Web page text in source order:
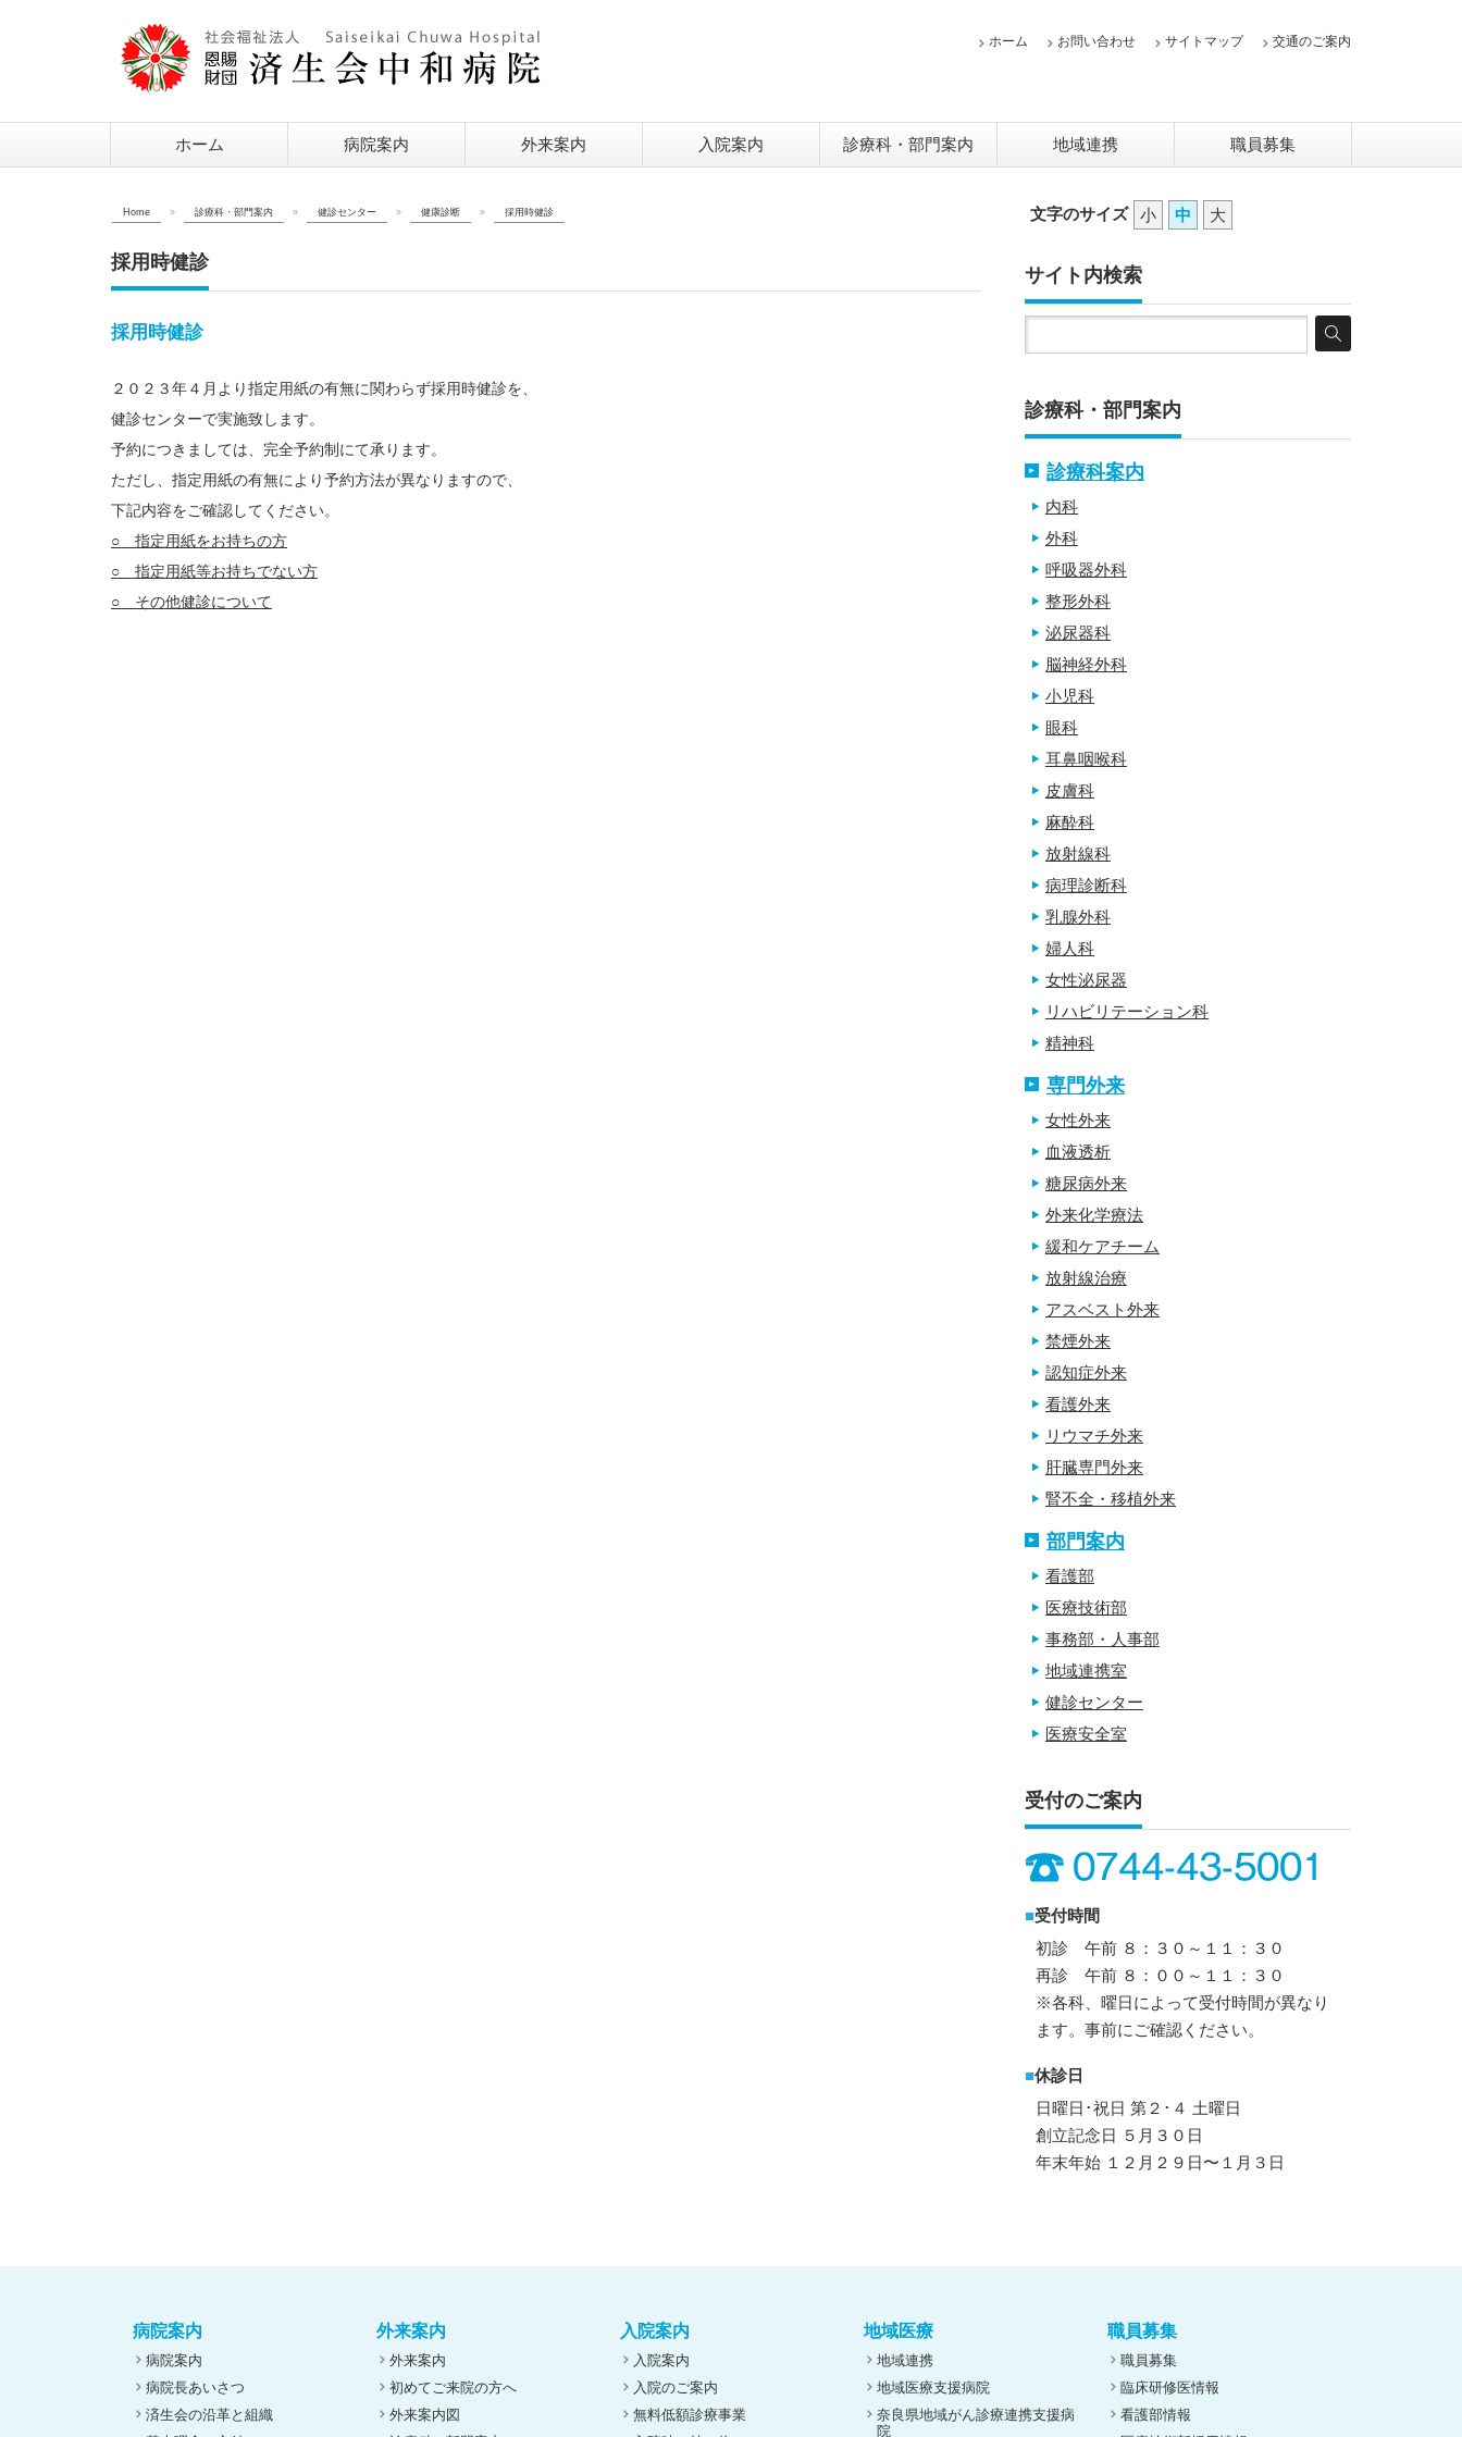
ホーム お問い合わせ サイトマップ 交通のご案内
ホーム 病院案内 外来案内 入院案内 診療科・部門案内 地域連携 職員募集
Home » 診療科・部門案内 » 健診センター » 健康診断 » 採用時健診
採用時健診
採用時健診
２０２３年４月より指定用紙の有無に関わらず採用時健診を、
健診センターで実施致します。
予約につきましては、完全予約制にて承ります。
ただし、指定用紙の有無により予約方法が異なりますので、
下記内容をご確認してください。
○ 指定用紙をお持ちの方
○ 指定用紙等お持ちでない方
○ その他健診について
文字のサイズ 小 中 大
サイト内検索
診療科・部門案内
診療科案内
内科
外科
呼吸器外科
整形外科
泌尿器科
脳神経外科
小児科
眼科
耳鼻咽喉科
皮膚科
麻酔科
放射線科
病理診断科
乳腺外科
婦人科
女性泌尿器
リハビリテーション科
精神科
専門外来
女性外来
血液透析
糖尿病外来
外来化学療法
緩和ケアチーム
放射線治療
アスベスト外来
禁煙外来
認知症外来
看護外来
リウマチ外来
肝臓専門外来
腎不全・移植外来
部門案内
看護部
医療技術部
事務部・人事部
地域連携室
健診センター
医療安全室
受付のご案内
■受付時間
初診 午前 ８：３０～１１：３０
再診 午前 ８：００～１１：３０
※各科、曜日によって受付時間が異なり
ます。事前にご確認ください。
■休診日
日曜日･祝日 第２･４ 土曜日
創立記念日 ５月３０日
年末年始 １２月２９日〜１月３日
病院案内
病院案内
病院長あいさつ
済生会の沿革と組織
外来案内
外来案内
初めてご来院の方へ
外来案内図
入院案内
入院案内
入院のご案内
無料低額診療事業
地域医療
地域連携
地域医療支援病院
奈良県地域がん診療連携支援病
院
職員募集
職員募集
臨床研修医情報
看護部情報